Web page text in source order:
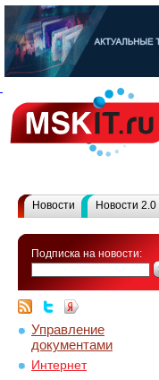
Новости Новости 2.0
Подписка на новости:
Управление
документами
Интернет